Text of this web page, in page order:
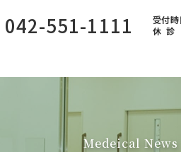
042-551-1111 受付時
休 診
Medeical News